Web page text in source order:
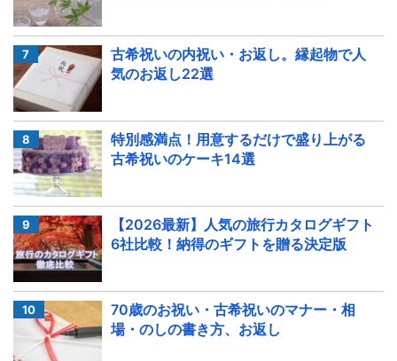
古希祝いの内祝い・お返し。縁起物で人
気のお返し22選
特別感満点！用意するだけで盛り上がる
古希祝いのケーキ14選
【2026最新】人気の旅行カタログギフト
6社比較！納得のギフトを贈る決定版
70歳のお祝い・古希祝いのマナー・相
場・のしの書き方、お返し